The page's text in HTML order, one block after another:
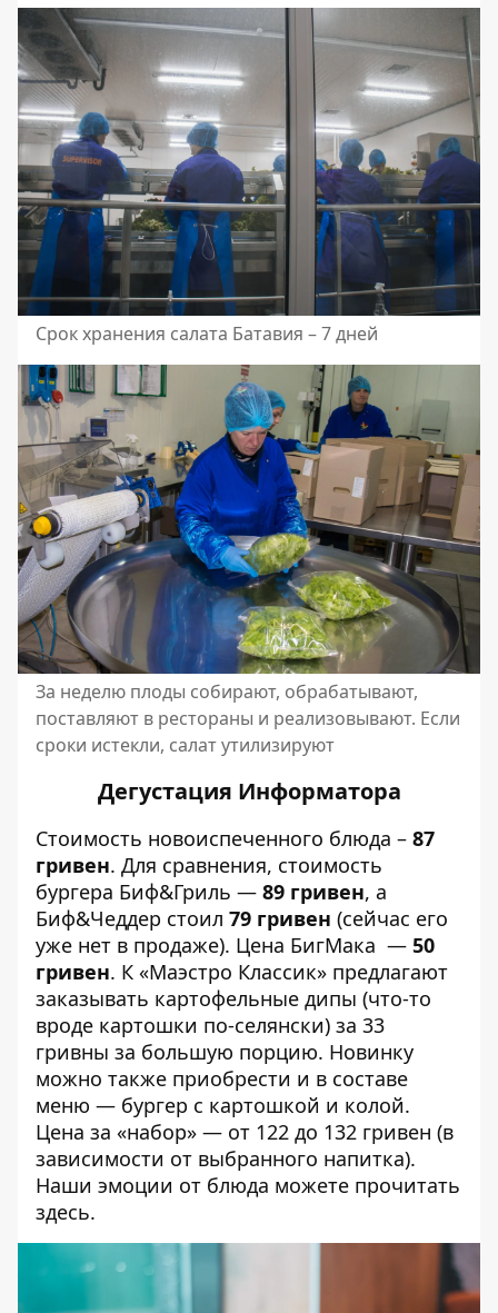
Срок хранения салата Батавия – 7 дней
За неделю плоды собирают, обрабатывают,
поставляют в рестораны и реализовывают. Если
сроки истекли, салат утилизируют
Дегустация Информатора
Стоимость новоиспеченного блюда – 87
гривен. Для сравнения, стоимость
бургера Биф&Гриль — 89 гривен, а
Биф&Чеддер стоил 79 гривен (сейчас его
уже нет в продаже). Цена БигМака — 50
гривен. К «Маэстро Классик» предлагают
заказывать картофельные дипы (что-то
вроде картошки по-селянски) за 33
гривны за большую порцию. Новинку
можно также приобрести и в составе
меню — бургер с картошкой и колой.
Цена за «набор» — от 122 до 132 гривен (в
зависимости от выбранного напитка).
Наши эмоции от блюда можете прочитать
здесь.